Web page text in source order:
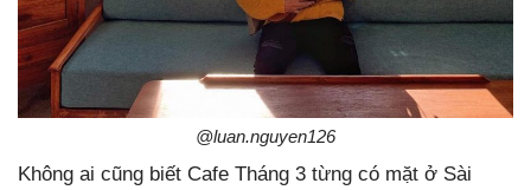
@luan.nguyen126
Không ai cũng biết Cafe Tháng 3 từng có mặt ở Sài